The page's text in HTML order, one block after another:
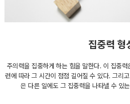
집중력 형
주의력을 집중하게 하는 힘을 말한다. 이 집중
련에 따라 그 시간이 점점 길어질 수 있다. 그리
은 다른 일에도 그 집중력을 나타낼 수 있